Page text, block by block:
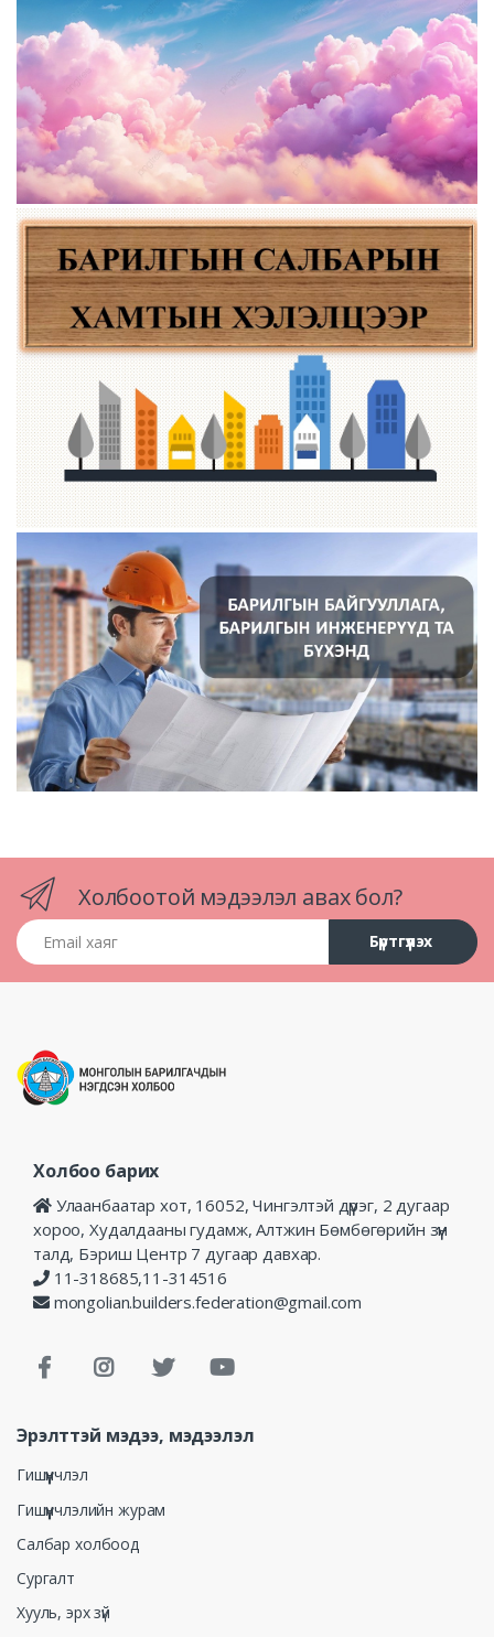
Холбоотой мэдээлэл авах бол?
Email хаяг
Бүртгүүлэх
Холбоо барих
Улаанбаатар хот, 16052, Чингэлтэй дүүрэг, 2 дугаар
хороо, Худалдааны гудамж, Алтжин Бөмбөгөрийн зүүн
талд, Бэриш Центр 7 дугаар давхар.
11-318685,11-314516
mongolian.builders.federation@gmail.com
Эрэлттэй мэдээ, мэдээлэл
Гишүүнчлэл
Гишүүнчлэлийн журам
Салбар холбоод
Сургалт
Хууль, эрх зүй